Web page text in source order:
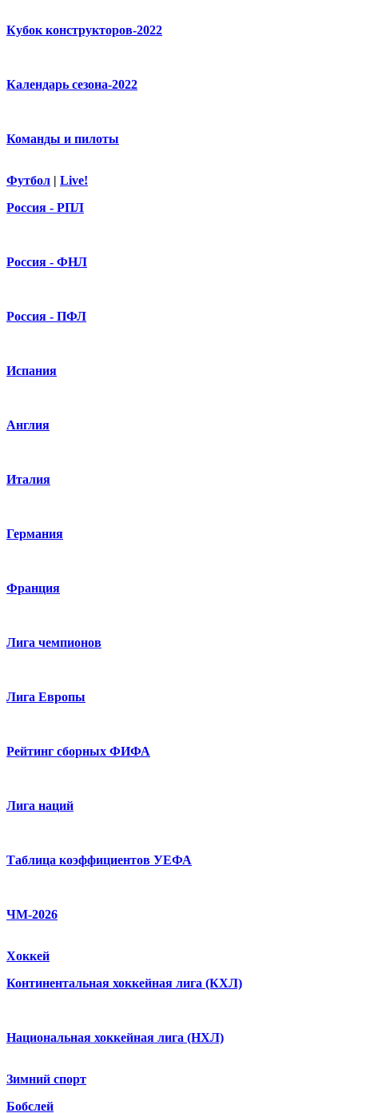
Кубок конструкторов-2022
Календарь сезона-2022
Команды и пилоты
Футбол | Live!
Россия - РПЛ
Россия - ФНЛ
Россия - ПФЛ
Испания
Англия
Италия
Германия
Франция
Лига чемпионов
Лига Европы
Рейтинг сборных ФИФА
Лига наций
Таблица коэффициентов УЕФА
ЧМ-2026
Хоккей
Континентальная хоккейная лига (КХЛ)
Национальная хоккейная лига (НХЛ)
Зимний спорт
Бобслей